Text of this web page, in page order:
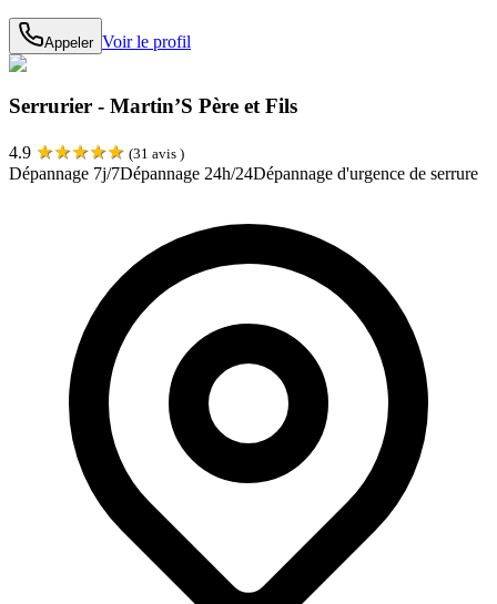
Appeler Voir le profil
Serrurier - Martin’S Père et Fils
4.9 ★★★★★ (31 avis )
Dépannage 7j/7Dépannage 24h/24Dépannage d'urgence de serrure